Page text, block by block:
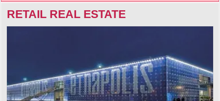
RETAIL REAL ESTATE